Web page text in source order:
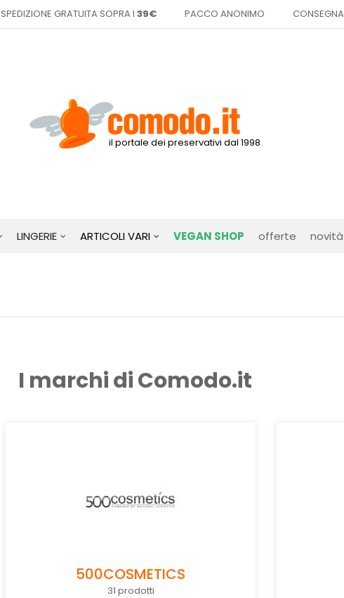
SPEDIZIONE GRATUITA SOPRA I 39€ PACCO ANONIMO CONSEGNA
il portale dei preservativi dal 1998
LINGERIE ARTICOLI VARI VEGAN SHOP offerte novità
I marchi di Comodo.it
500COSMETICS
31 prodotti